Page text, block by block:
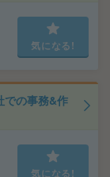
気になる!
での事務&作
気になる!